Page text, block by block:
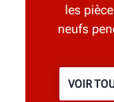
les
neufs
VOIR